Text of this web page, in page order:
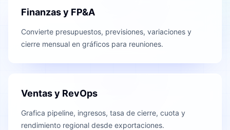
Finanzas y FP&A
Convierte presupuestos, previsiones, variaciones y
cierre mensual en gráficos para reuniones.
Ventas y RevOps
Grafica pipeline, ingresos, tasa de cierre, cuota y
rendimiento regional desde exportaciones.